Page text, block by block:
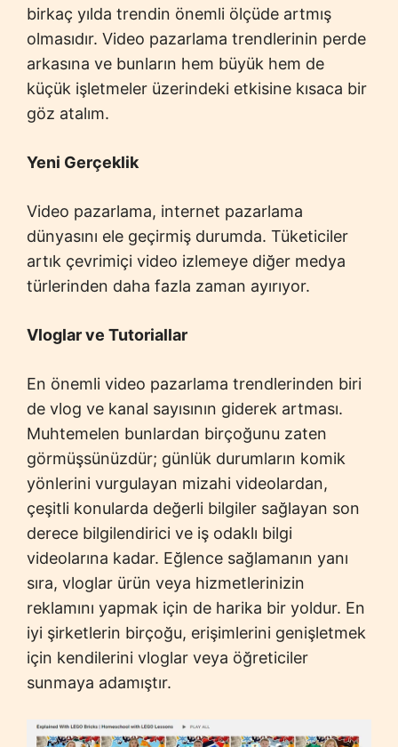
birkaç yılda trendin önemli ölçüde artmış
olmasıdır. Video pazarlama trendlerinin perde
arkasına ve bunların hem büyük hem de
küçük işletmeler üzerindeki etkisine kısaca bir
göz atalım.
Yeni Gerçeklik
Video pazarlama, internet pazarlama
dünyasını ele geçirmiş durumda. Tüketiciler
artık çevrimiçi video izlemeye diğer medya
türlerinden daha fazla zaman ayırıyor.
Vloglar ve Tutoriallar
En önemli video pazarlama trendlerinden biri
de vlog ve kanal sayısının giderek artması.
Muhtemelen bunlardan birçoğunu zaten
görmüşsünüzdür; günlük durumların komik
yönlerini vurgulayan mizahi videolardan,
çeşitli konularda değerli bilgiler sağlayan son
derece bilgilendirici ve iş odaklı bilgi
videolarına kadar. Eğlence sağlamanın yanı
sıra, vloglar ürün veya hizmetlerinizin
reklamını yapmak için de harika bir yoldur. En
iyi şirketlerin birçoğu, erişimlerini genişletmek
için kendilerini vloglar veya öğreticiler
sunmaya adamıştır.